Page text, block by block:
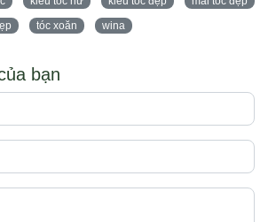
tóc xoăn wina
bạn